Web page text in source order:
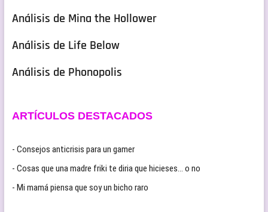
Análisis de Mina the Hollower
Análisis de Life Below
Análisis de Phonopolis
ARTÍCULOS DESTACADOS
- Consejos anticrisis para un gamer
- Cosas que una madre friki te diria que hicieses… o no
- Mi mamá piensa que soy un bicho raro